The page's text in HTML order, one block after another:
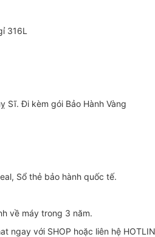
316L
Sĩ. Đi kèm gói Bảo Hành Vàng
Sổ thẻ bảo hành quốc tế.
về máy trong 3 năm.
ngay với SHOP hoặc liên hệ